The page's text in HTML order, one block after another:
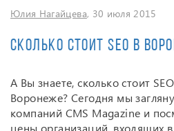
Юлия Нагайцева, 30 июля 2015
Сколько стоит SEO в
А Вы знаете, сколько стоит
Воронеже? Сегодня мы
компаний CMS Magazine и
цены организаций, входящих